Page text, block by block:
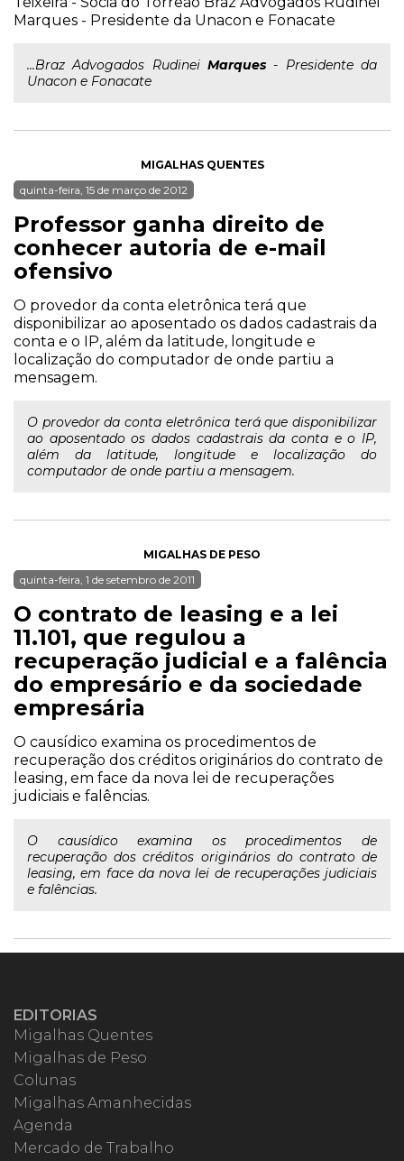
Marques - Presidente da Unacon e Fonacate
...Braz Advogados Rudinei Marques - Presidente da
Unacon e Fonacate
MIGALHAS QUENTES
quinta-feira, 15 de março de 2012
Professor ganha direito de
conhecer autoria de e-mail
ofensivo
O provedor da conta eletrônica terá que
disponibilizar ao aposentado os dados cadastrais da
conta e o IP, além da latitude, longitude e
localização do computador de onde partiu a
mensagem.
O provedor da conta eletrônica terá que disponibilizar
ao aposentado os dados cadastrais da conta e o IP,
além da latitude, longitude e localização do
computador de onde partiu a mensagem.
MIGALHAS DE PESO
quinta-feira, 1 de setembro de 2011
O contrato de leasing e a lei
11.101, que regulou a
recuperação judicial e a falência
do empresário e da sociedade
empresária
O causídico examina os procedimentos de
recuperação dos créditos originários do contrato de
leasing, em face da nova lei de recuperações
judiciais e falências.
O causídico examina os procedimentos de
recuperação dos créditos originários do contrato de
leasing, em face da nova lei de recuperações judiciais
e falências.
EDITORIAS
Migalhas Quentes
Migalhas de Peso
Colunas
Migalhas Amanhecidas
Agenda
Mercado de Trabalho